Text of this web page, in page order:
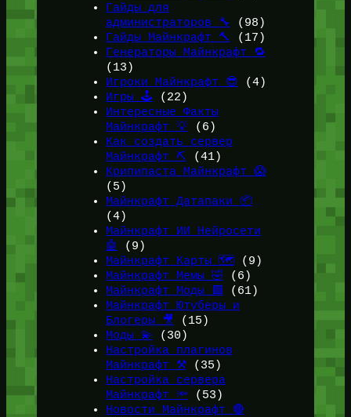
Гайды для
администраторов 🔧
(98)
Гайды Майнкрафт 🔨
(17)
Генераторы Майнкрафт 🔁
(13)
Игроки Майнкрафт 😎 (4)
Игры 🕹️ (22)
Интересные Факты
Майнкрафт 💡(6)
Как создать сервер
Майнкрафт ⛏️ (41)
Крипипаста Майнкрафт 😱
(5)
Майнкрафт Датапаки 📦
(4)
Майнкрафт ИИ Нейросети
🤖
(9)
Майнкрафт Карты 🗺️ (9)
Майнкрафт Мемы 🤣 (6)
Майнкрафт Моды 🟩
(61)
Майнкрафт Ютуберы и
Блогеры 🎥
(15)
Моды 💫
(30)
Настройка плагинов
Майнкрафт ⚒️(35)
Настройка сервера
Майнкрафт 🔦 (53)
Новости Майнкрафт 🔴